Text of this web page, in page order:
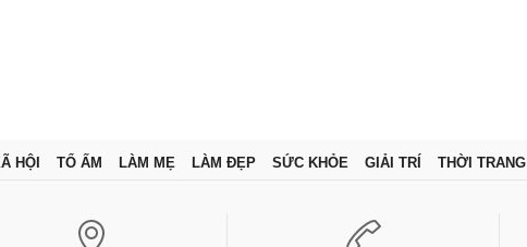
HỘI TỔ ẤM LÀM MẸ LÀM ĐẸP SỨC KHỎE GIẢI TRÍ THỜI TRANG